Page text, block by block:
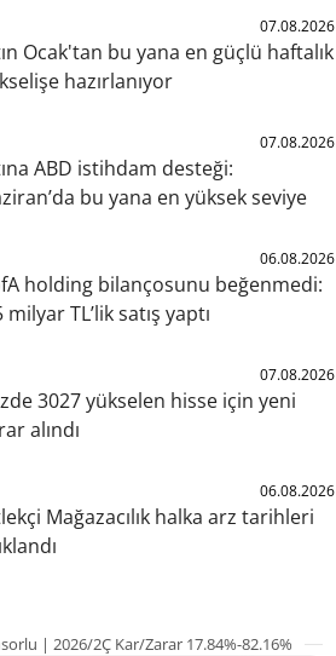
07.08.2026
Ocak'tan bu yana en güçlü haftalık
hazırlanıyor
07.08.2026
ABD istihdam desteği:
bu yana en yüksek seviye
06.08.2026
holding bilançosunu beğenmedi:
milyar TL’lik satış yaptı
07.08.2026
3027 yükselen hisse için yeni
alındı
06.08.2026
Mağazacılık halka arz tarihleri
| 2026/2Ç Kar/Zarar 17.84%-82.16%